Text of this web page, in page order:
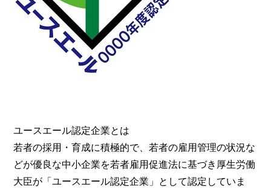
ユースエール認定企業とは
若者の採用・育成に積極的で、若者の雇用管理の状況な
どが優良な中小企業を若者雇用促進法に基づき厚生労働
大臣が「ユースエール認定企業」として認定していま